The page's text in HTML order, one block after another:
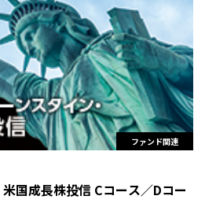
ファンド関連
国成長株投信 Cコース／Dコー